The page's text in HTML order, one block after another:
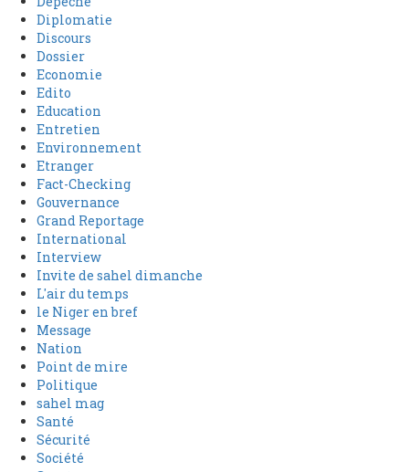
Diplomatie
Discours
Dossier
Economie
Edito
Education
Entretien
Environnement
Etranger
Fact-Checking
Gouvernance
Grand Reportage
International
Interview
Invite de sahel dimanche
L'air du temps
le Niger en bref
Message
Nation
Point de mire
Politique
sahel mag
Santé
Sécurité
Société